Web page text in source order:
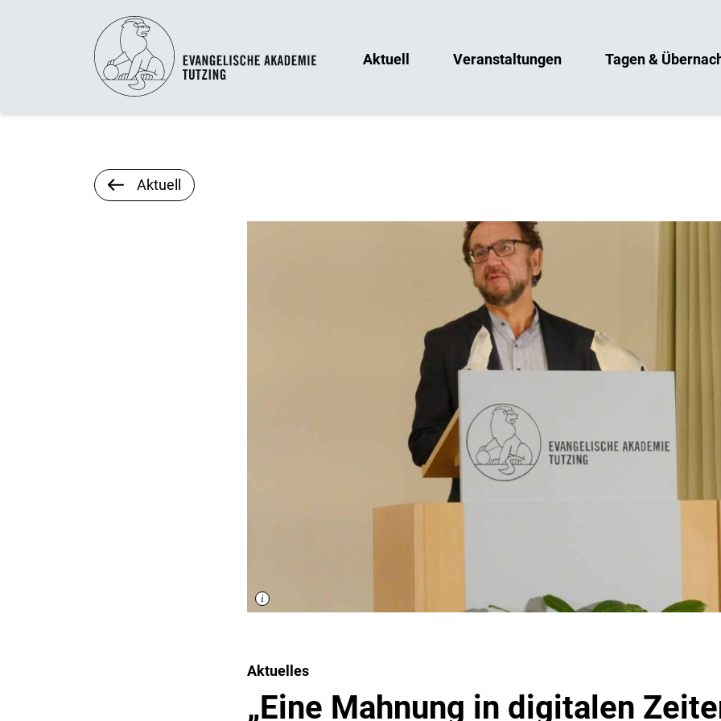
Aktuell Veranstaltungen Tagen &
Aktuell
Aktuelles
„Eine Mahnung in digitalen